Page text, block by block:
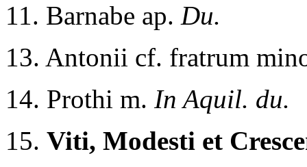
11. Barnabe ap. Du.
13. Antonii cf. fratrum
14. Prothi m. In Aquil. du.
15. Viti, Modesti et